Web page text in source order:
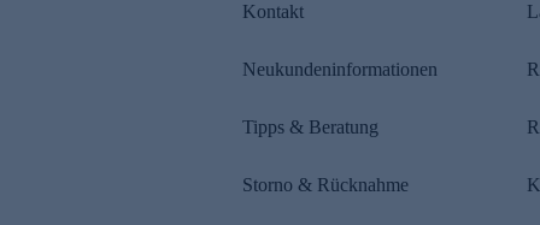
Kontakt
Neukundeninformationen
Tipps & Beratung
Storno & Rücknahme